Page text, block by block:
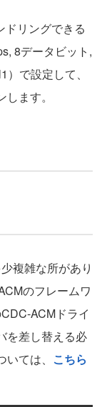
リングできる
8データビット,
で設定して、
ます。
複雑な所があり
のフレームワ
ACMドライ
を差し替える必
ては、 こちら